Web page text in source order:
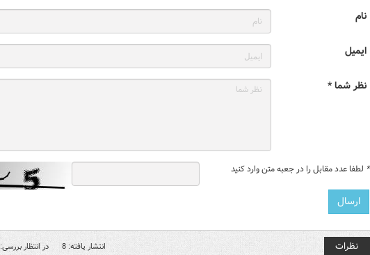
نام
ایمیل
نظر شما *
* لطفا عدد مقابل را در جعبه متن وارد کنید
نظرات انتشار یافته: 8 در انتظار بررسی: 4